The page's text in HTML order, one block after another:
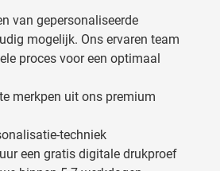
van gepersonaliseerde
mogelijk. Ons ervaren team
proces voor een optimaal
merkpen uit ons premium
techniek
een gratis digitale drukproef